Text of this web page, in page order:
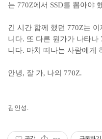
는 770Z에서 SSD를 뽑아야
긴 시간 함께 했던 770Z는 이
니다. 또 다른 뭔가가 나타나
니다. 마치 떠나는 사람에게
안녕, 잘 가, 나의 770Z.
김 인성